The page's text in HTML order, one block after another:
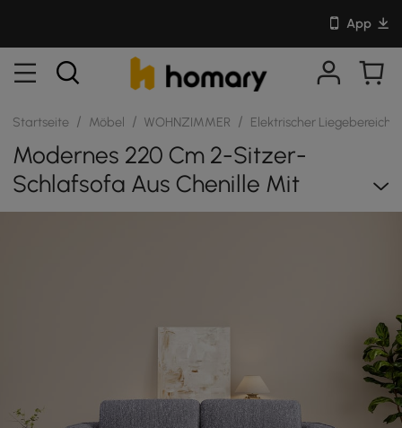
App
Startseite / Möbel / WOHNZIMMER / Elektrischer Liegebereich
Modernes 220 Cm 2-Sitzer-
Schlafsofa Aus Chenille Mit
Elektrischer Verstellfunktion Und